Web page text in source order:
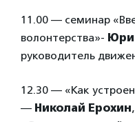
11.00 — семинар
волонтерства»-
руководитель
12.30 — «Как
— Николай Ерохин